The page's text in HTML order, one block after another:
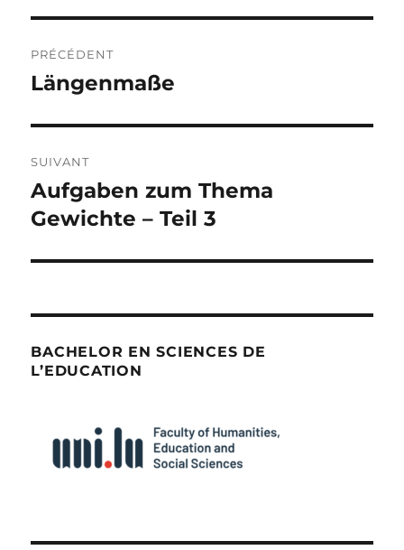
de
PRÉCÉDENT
Publication
Längenmaße
SUIVANT
Publication
suivante :
Aufgaben zum Thema
Gewichte – Teil 3
BACHELOR EN SCIENCES DE
L’EDUCATION